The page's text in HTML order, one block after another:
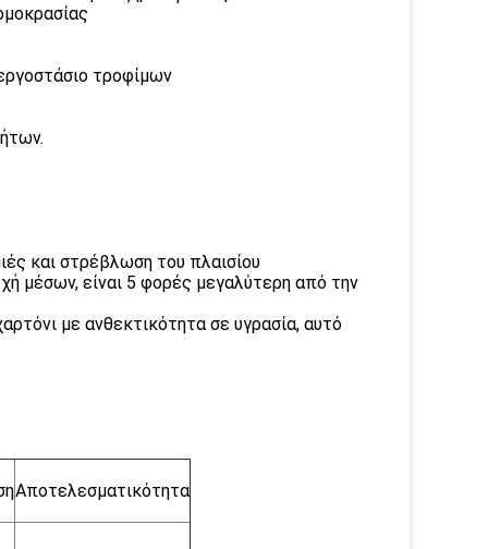
τροφίμων
και στρέβλωση του πλαισίου
μέσων, είναι 5 φορές μεγαλύτερη από την
με ανθεκτικότητα σε υγρασία, αυτό
Αποτελεσματικότητα